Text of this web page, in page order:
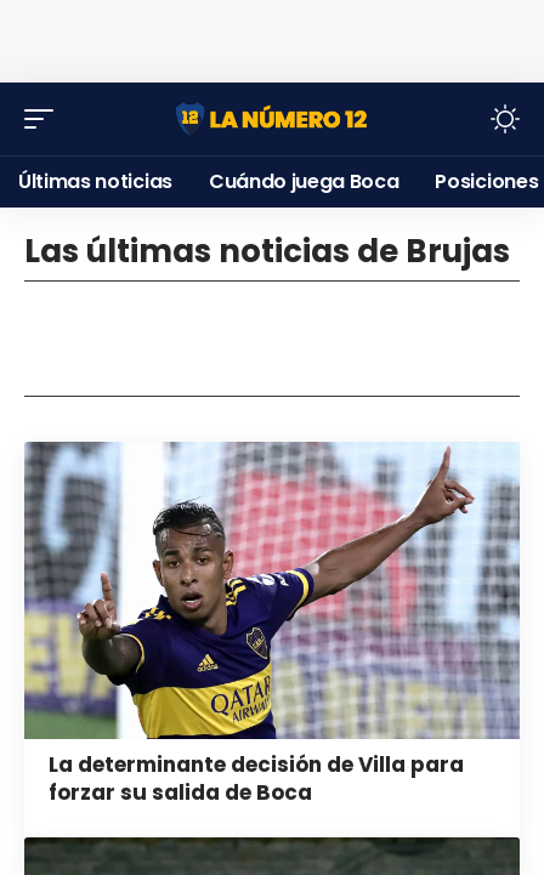
Últimas noticias Cuándo juega Boca Posiciones
Las últimas noticias de Brujas
La determinante decisión de Villa para
forzar su salida de Boca